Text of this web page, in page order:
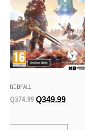
GODFALL
Q374.99 Q349.99